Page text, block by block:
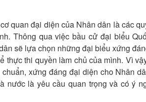
quan đại diện của Nhân dân là các
Thông qua việc bầu cử đại biểu
sẽ lựa chọn những đại biểu xứng
thực thi quyền làm chủ của mình. Vì
xứng đáng đại diện cho Nhân
nước là yêu cầu quan trọng và có ý